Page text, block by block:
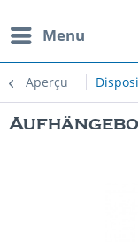
Menu
Aperçu